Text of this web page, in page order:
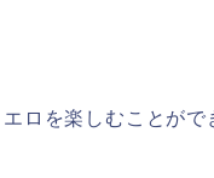
ロを楽しむことがで